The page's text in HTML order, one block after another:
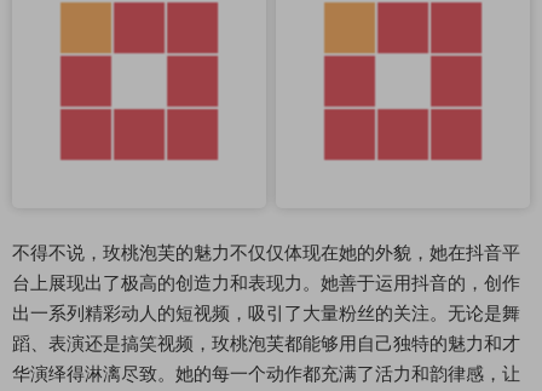
不得不说，玫桃泡芙的魅力不仅仅体现在她的外貌，她在抖音平
台上展现出了极高的创造力和表现力。她善于运用抖音的，创作
出一系列精彩动人的短视频，吸引了大量粉丝的关注。无论是舞
蹈、表演还是搞笑视频，玫桃泡芙都能够用自己独特的魅力和才
华演绎得淋漓尽致。她的每一个动作都充满了活力和韵律感，让